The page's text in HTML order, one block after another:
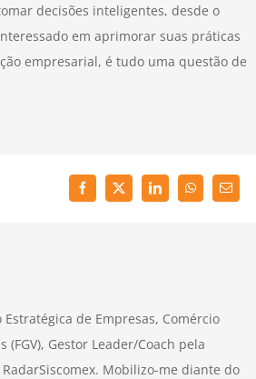
decisões inteligentes, desde o
em aprimorar suas práticas
empresarial, é tudo uma questão de
FacebookTwitterLinkedInWhatsAppEmail
de Empresas, Comércio
Gestor Leader/Coach pela
Mobilizo-me diante do